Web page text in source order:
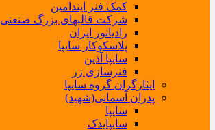
کمک فنر ایندامین
شرکت قالبهای بزرگ صنعتی
رادیاتور ایران
پلاسکوکار سایپا
سایپا آذین
فنرسازی زر
ایثارگران گروه سایپا
پدران آسمانی(شهید)
سایپا
سایپایدک